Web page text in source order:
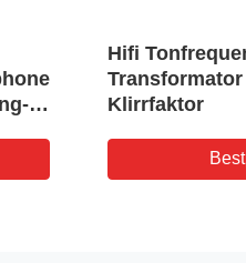
Hifi
Klirrfaktor